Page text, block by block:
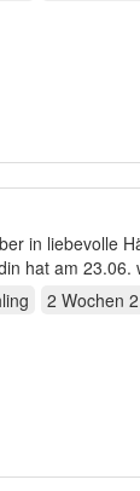
in liebevolle
hat am 23.06.
2 Wochen